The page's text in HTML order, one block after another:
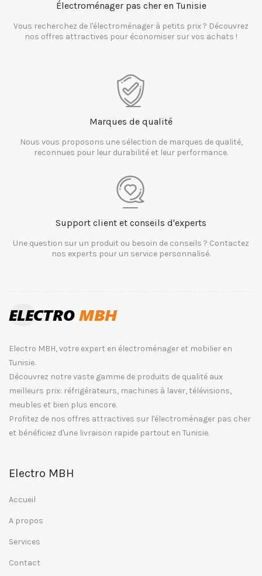
Électroménager pas cher en Tunisie
Vous recherchez de l'électroménager à petits prix ? Découvrez
nos offres attractives pour économiser sur vos achats !
Marques de qualité
Nous vous proposons une sélection de marques de qualité,
reconnues pour leur durabilité et leur performance.
Support client et conseils d'experts
Une question sur un produit ou besoin de conseils ? Contactez
nos experts pour un service personnalisé.
Electro MBH, votre expert en électroménager et mobilier en
Tunisie.
Découvrez notre vaste gamme de produits de qualité aux
meilleurs prix: réfrigérateurs, machines à laver, télévisions,
meubles et bien plus encore.
Profitez de nos offres attractives sur l'électroménager pas cher
et bénéficiez d'une livraison rapide partout en Tunisie.
Electro MBH
Accueil
A propos
Services
Contact